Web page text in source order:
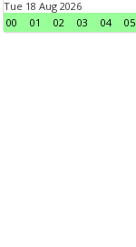
Tue 18 Aug 2026
00
01 02 03 04 05